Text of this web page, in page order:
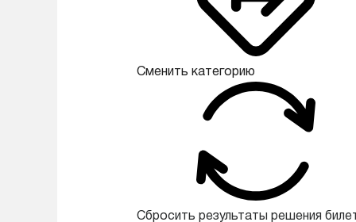
Сменить категорию
Сбросить результаты решения